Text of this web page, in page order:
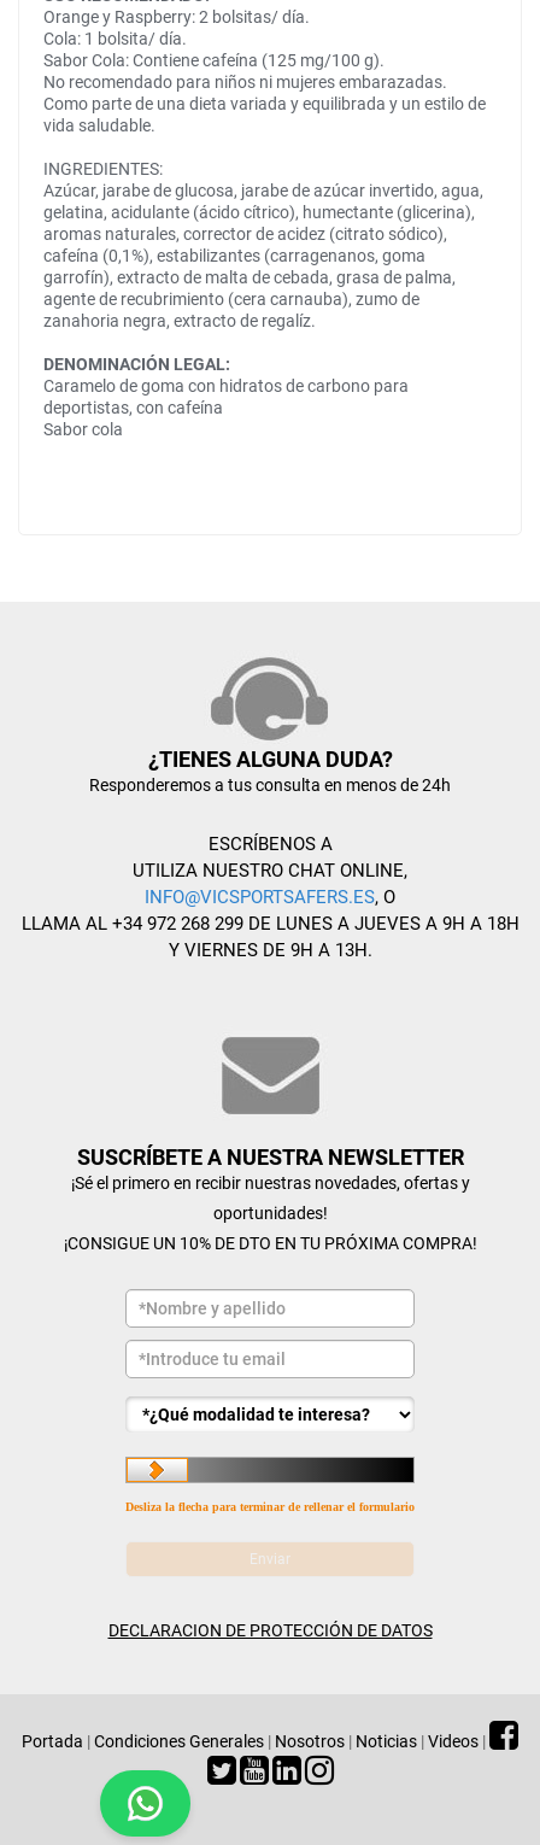
Orange y Raspberry: 2 bolsitas/ día.
Cola: 1 bolsita/ día.
Sabor Cola: Contiene cafeína (125 mg/100 g).
No recomendado para niños ni mujeres embarazadas.
Como parte de una dieta variada y equilibrada y un estilo de
vida saludable.
INGREDIENTES:
Azúcar, jarabe de glucosa, jarabe de azúcar invertido, agua,
gelatina, acidulante (ácido cítrico), humectante (glicerina),
aromas naturales, corrector de acidez (citrato sódico),
cafeína (0,1%), estabilizantes (carragenanos, goma
garrofín), extracto de malta de cebada, grasa de palma,
agente de recubrimiento (cera carnauba), zumo de
zanahoria negra, extracto de regalíz.
DENOMINACIÓN LEGAL:
Caramelo de goma con hidratos de carbono para
deportistas, con cafeína
Sabor cola
¿TIENES ALGUNA DUDA?
Responderemos a tus consulta en menos de 24h
ESCRÍBENOS A
UTILIZA NUESTRO CHAT ONLINE,
INFO@VICSPORTSAFERS.ES, O
LLAMA AL +34 972 268 299 DE LUNES A JUEVES A 9H A 18H
Y VIERNES DE 9H A 13H.
SUSCRÍBETE A NUESTRA NEWSLETTER
¡Sé el primero en recibir nuestras novedades, ofertas y
oportunidades!
¡CONSIGUE UN 10% DE DTO EN TU PRÓXIMA COMPRA!
Desliza la flecha para terminar de rellenar el formulario
DECLARACION DE PROTECCIÓN DE DATOS
Portada |Condiciones Generales | Nosotros | Noticias |Videos |